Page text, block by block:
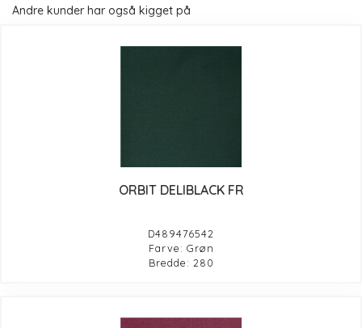
Andre kunder har også kigget på
ORBIT DELIBLACK FR
D489476542
Farve: Grøn
Bredde: 280